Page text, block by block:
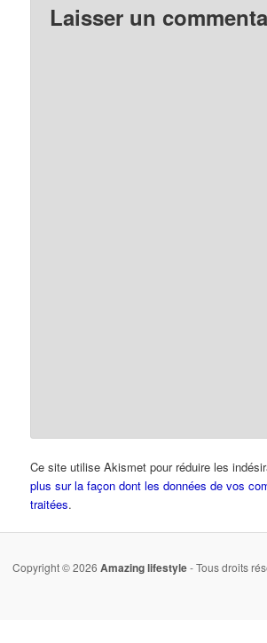
Laisser un
Ce site utilise Akismet pour réduire les
plus sur la façon dont les données de vos
traitées.
Copyright © 2026 Amazing lifestyle- Tous droits